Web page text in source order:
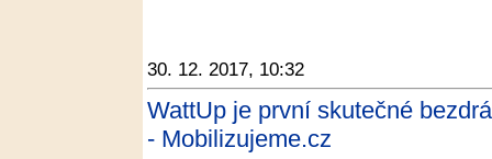
30. 12. 2017, 10:32
WattUp je první skutečné
- Mobilizujeme.cz